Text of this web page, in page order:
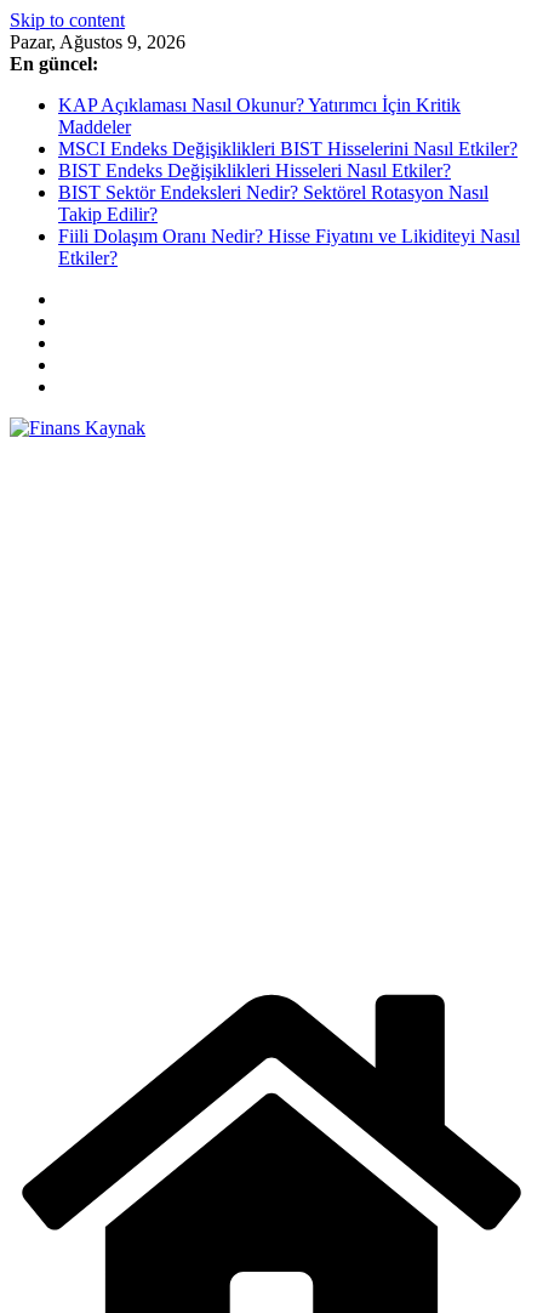
Skip to content
Pazar, Ağustos 9, 2026
En güncel:
KAP Açıklaması Nasıl Okunur? Yatırımcı İçin Kritik
Maddeler
MSCI Endeks Değişiklikleri BIST Hisselerini Nasıl Etkiler?
BIST Endeks Değişiklikleri Hisseleri Nasıl Etkiler?
BIST Sektör Endeksleri Nedir? Sektörel Rotasyon Nasıl
Takip Edilir?
Fiili Dolaşım Oranı Nedir? Hisse Fiyatını ve Likiditeyi Nasıl
Etkiler?